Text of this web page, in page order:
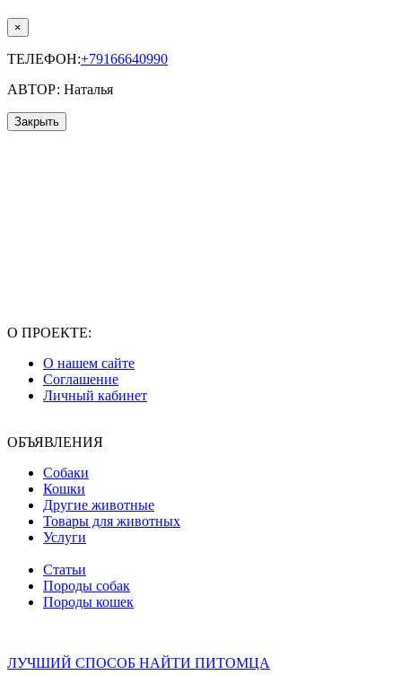
×
ТЕЛЕФОН:+79166640990
АВТОР: Наталья
Закрыть
О ПРОЕКТЕ:
О нашем сайте
Соглашение
Личный кабинет
ОБЪЯВЛЕНИЯ
Собаки
Кошки
Другие животные
Товары для животных
Услуги
Статьи
Породы собак
Породы кошек
ЛУЧШИЙ СПОСОБ НАЙТИ ПИТОМЦА